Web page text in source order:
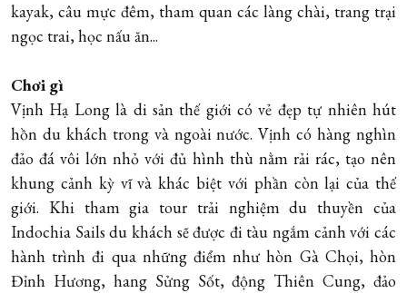
kayak, câu mực đêm, tham quan các làng chài, trang trại
ngọc trai, học nấu ăn...
Chơi gì
Vịnh Hạ Long là di sản thế giới có vẻ đẹp tự nhiên hút
hồn du khách trong và ngoài nước. Vịnh có hàng nghìn
đảo đá vôi lớn nhỏ với đủ hình thù nằm rải rác, tạo nên
khung cảnh kỳ vĩ và khác biệt với phần còn lại của thế
giới. Khi tham gia tour trải nghiệm du thuyền của
Indochia Sails du khách sẽ được đi tàu ngắm cảnh với các
hành trình đi qua những điểm như hòn Gà Chọi, hòn
Đỉnh Hương, hang Sửng Sốt, động Thiên Cung, đảo